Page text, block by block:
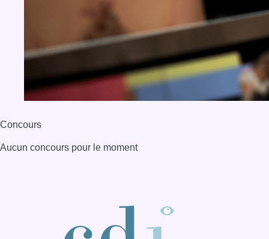
Concours
Aucun concours pour le moment